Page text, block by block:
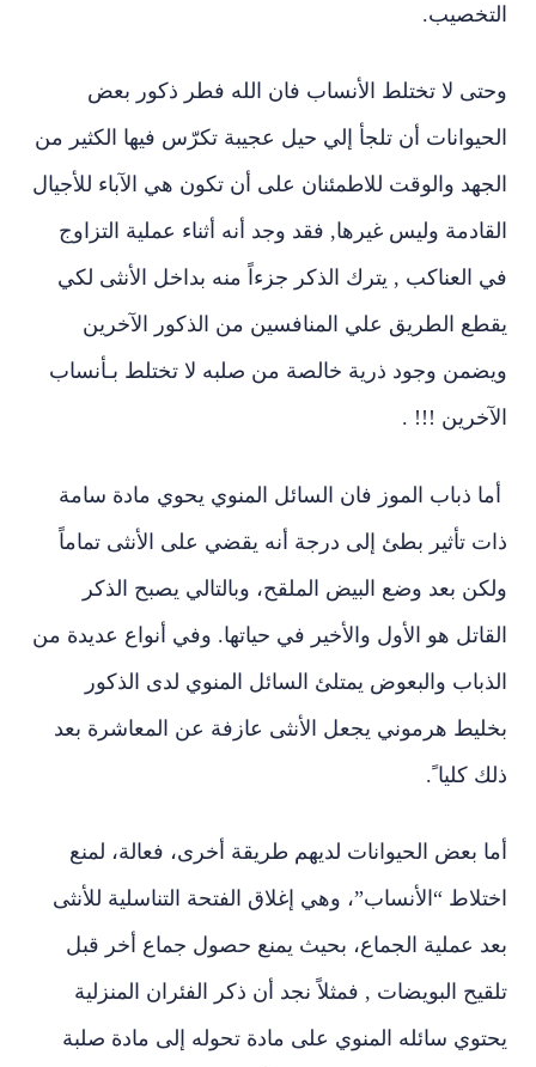
التخصيب.
وحتى لا تختلط الأنساب فان الله فطر ذكور بعض
الحيوانات أن تلجأ إلي حيل عجيبة تكرّس فيها الكثير من
الجهد والوقت للاطمئنان على أن تكون هي الآباء للأجيال
القادمة وليس غيرها, فقد وجد أنه أثناء عملية التزاوج
في العناكب , يترك الذكر جزءاً منه بداخل الأنثى لكي
يقطع الطريق علي المنافسين من الذكور الآخرين
ويضمن وجود ذرية خالصة من صلبه لا تختلط بـ‏أنساب‏
الآخرين‏ !!! .
أما ذباب الموز فان السائل المنوي يحوي مادة سامة
ذات تأثير بطئ إلى درجة أنه يقضي على الأنثى تماماً
ولكن بعد وضع البيض الملقح، وبالتالي يصبح الذكر
القاتل هو الأول والأخير في حياتها. وفي أنواع عديدة من
الذباب والبعوض يمتلئ السائل المنوي لدى الذكور
بخليط هرموني يجعل الأنثى عازفة عن المعاشرة بعد
ذلك كليا ً.
أما بعض الحيوانات لديهم طريقة أخرى، فعالة، لمنع
اختلاط “الأنساب”، وهي إغلاق الفتحة التناسلية للأنثى
بعد عملية الجماع، بحيث يمنع حصول جماع أخر قبل
تلقيح البويضات , فمثلاً نجد أن ذكر الفئران المنزلية
يحتوي سائله المنوي على مادة تحوله إلى مادة صلبة